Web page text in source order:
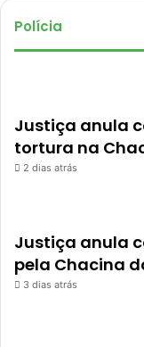
Polícia
Justiça anula
tortura na
2 dias atrás
Justiça anula
pela Chacina
3 dias atrás